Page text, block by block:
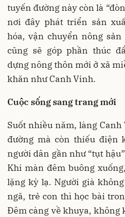
tuyến đường này còn là
nơi đây phát triển sản
hóa, vận chuyển nông
cũng sẽ góp phần thúc
dựng nông thôn mới ở xã
khăn như Canh Vinh.
Cuộc sống sang trang mới
Suốt nhiều năm, làng
đường mà còn thiếu điện
người dân gần như “tụt
Khi màn đêm buông
lặng kỳ lạ. Người già
ngã, trẻ con thì học bài
Đêm càng về khuya, không